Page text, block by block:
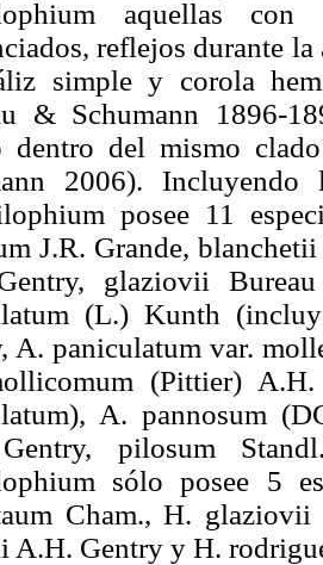
aquellas
reflejos durante
simple y corola
& Schumann 1896-
dentro del mismo
2006). Incluyendo
posee 11
J.R. Grande,
glaziovii
(L.) Kunth
A. paniculatum var.
(Pittier)
A. pannosum
pilosum
sólo posee 5
Cham., H.
A.H. Gentry y H.